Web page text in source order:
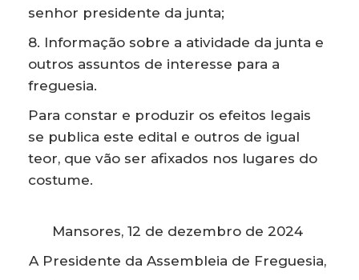
senhor presidente da junta;
8. Informação sobre a atividade da junta e
outros assuntos de interesse para a
freguesia.
Para constar e produzir os efeitos legais
se publica este edital e outros de igual
teor, que vão ser afixados nos lugares do
costume.
Mansores, 12 de dezembro de 2024
A Presidente da Assembleia de Freguesia,